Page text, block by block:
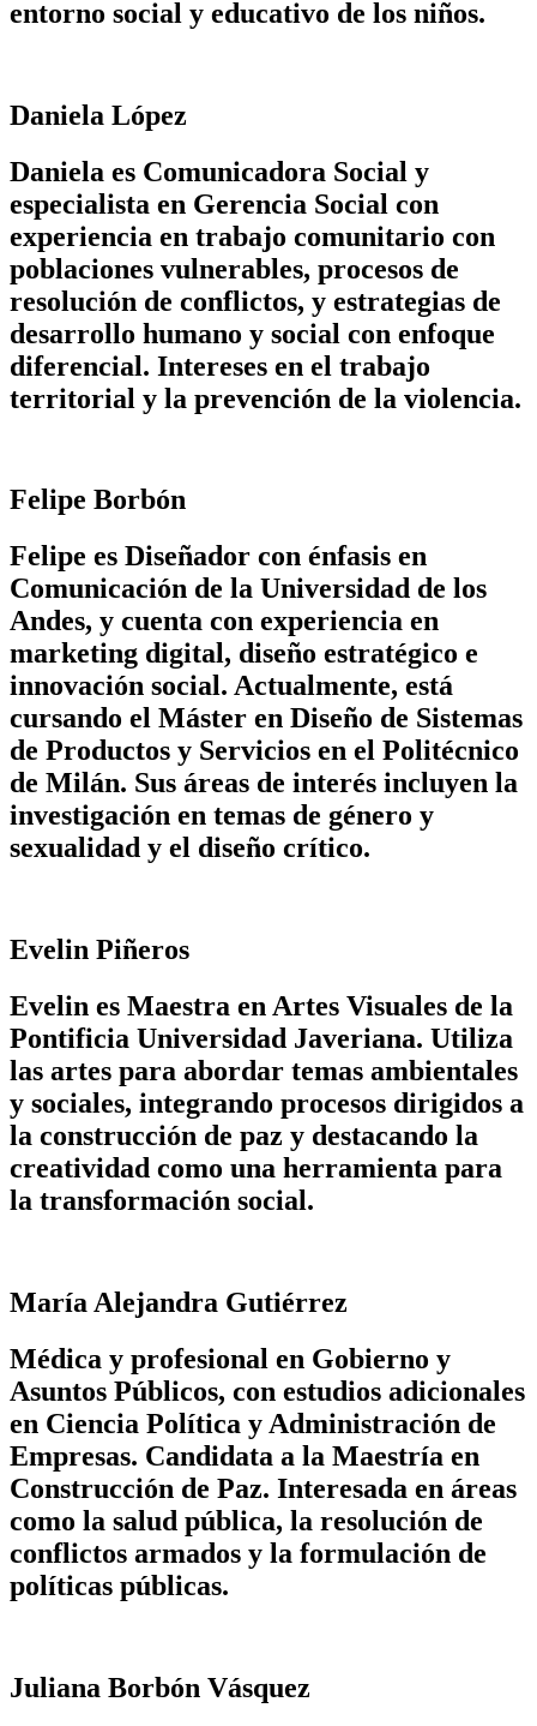
entorno social y educativo de los niños.
Daniela López
Daniela es Comunicadora Social y
especialista en Gerencia Social con
experiencia en trabajo comunitario con
poblaciones vulnerables, procesos de
resolución de conflictos, y estrategias de
desarrollo humano y social con enfoque
diferencial. Intereses en el trabajo
territorial y la prevención de la violencia.
Felipe Borbón
Felipe es Diseñador con énfasis en
Comunicación de la Universidad de los
Andes, y cuenta con experiencia en
marketing digital, diseño estratégico e
innovación social. Actualmente, está
cursando el Máster en Diseño de Sistemas
de Productos y Servicios en el Politécnico
de Milán. Sus áreas de interés incluyen la
investigación en temas de género y
sexualidad y el diseño crítico.
Evelin Piñeros
Evelin es Maestra en Artes Visuales de la
Pontificia Universidad Javeriana. Utiliza
las artes para abordar temas ambientales
y sociales, integrando procesos dirigidos a
la construcción de paz y destacando la
creatividad como una herramienta para
la transformación social.
María Alejandra Gutiérrez
Médica y profesional en Gobierno y
Asuntos Públicos, con estudios adicionales
en Ciencia Política y Administración de
Empresas. Candidata a la Maestría en
Construcción de Paz. Interesada en áreas
como la salud pública, la resolución de
conflictos armados y la formulación de
políticas públicas.
Juliana Borbón Vásquez